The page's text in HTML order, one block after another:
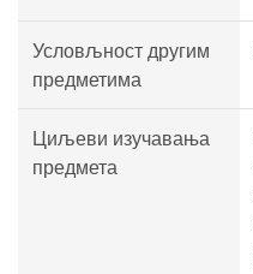
Условљност другим
предметима
Циљеви изучавања
предмета